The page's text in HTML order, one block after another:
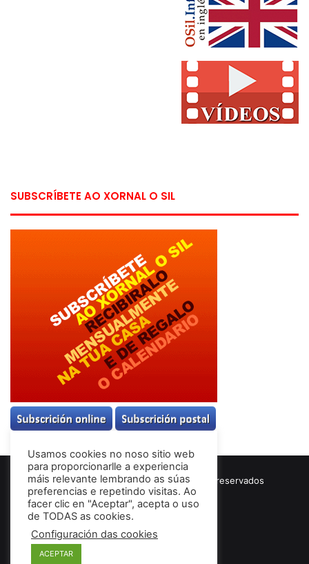
SUBSCRÍBETE AO XORNAL O SIL
© Copyright 2026, Todos los derechos reservados
Términos & Condiciones
Usamos cookies no noso sitio web
para proporcionarlle a experiencia
máis relevante lembrando as súas
preferencias e repetindo visitas. Ao
facer clic en "Aceptar", acepta o uso
de TODAS as cookies.
Configuración das cookies
ACEPTAR